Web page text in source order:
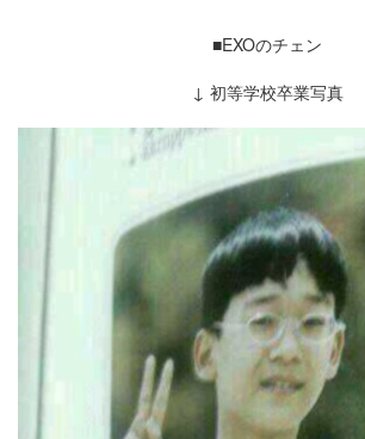
■EXOのチェン
↓ 初等学校卒業写真